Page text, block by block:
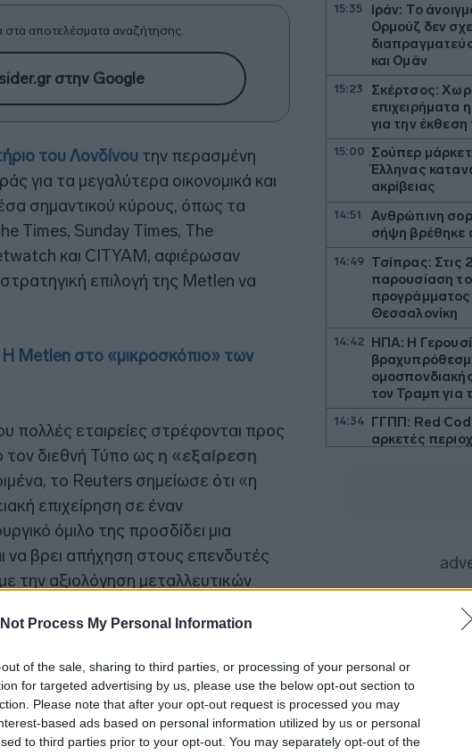
Not Process My Personal Information
of the sale, sharing to third parties, or processing of your personal or
for targeted advertising by us, please use the below opt-out section to
Please note that after your opt-out request is processed you may
based ads based on personal information utilized by us or personal
to third parties prior to your opt-out. You may separately opt-out of the
αποτελέσματα αναζήτησης.
στην Google
του Λονδίνου την περασμένη
για τα μεγαλύτερα οικονομικά και
σημαντικού κύρους, όπως τα
Times, Sunday Times, The
και CITYAM, αφιέρωσαν
επιλογή της Metlen να
Metlen στο «μικροσκόπιο» των
πολλές εταιρείες στρέφονται προς
διεθνή Τύπο ως η «εξαίρεση
το Reuters σημείωσε ότι «η
επιχείρηση σε έναν
όμιλο της προσδίδει μια
να βρει απήχηση στους επενδυτές
την αξιολόγηση μεταλλευτικών
και εργολάβων άμυνας».
15:35
Ιράν: Το
Ορμούζ δεν
και Ομάν
15:23
Σκέρτσος:
για την
15:00 Σούπερ
Έλληνας
ακρίβειας
14:51
Ανθρώπινη
σήψη βρέθηκε
14:49
Τσίπρας: Στις
παρουσίαση
Θεσσαλονίκη
14:42
ΗΠΑ: Η
τον Τραμπ για
14:34
ΓΓΠΠ: Red
αρκετές
για την
Χαρδαλιάς:
περιοχές της
13:42 Ιταλία: Όλες
επίπεδο
13:35
Ρωσία: